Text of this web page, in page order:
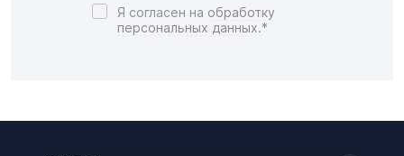
Я согласен на обработку
персональных данных.*